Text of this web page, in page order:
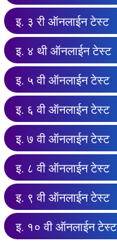
इ. ३ री ऑनलाईन टेस्ट
इ. ४ थी ऑनलाईन टेस्ट
इ. ५ वी ऑनलाईन टेस्ट
इ. ६ वी ऑनलाईन टेस्ट
इ. ७ वी ऑनलाईन टेस्ट
इ. ८ वी ऑनलाईन टेस्ट
इ. ९ वी ऑनलाईन टेस्ट
इ. १० वी ऑनलाईन टेस्ट